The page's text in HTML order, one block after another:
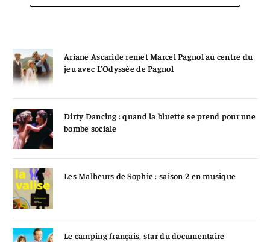
Ariane Ascaride remet Marcel Pagnol au centre du
jeu avec L’Odyssée de Pagnol
Dirty Dancing : quand la bluette se prend pour une
bombe sociale
Les Malheurs de Sophie : saison 2 en musique
Le camping français, star du documentaire